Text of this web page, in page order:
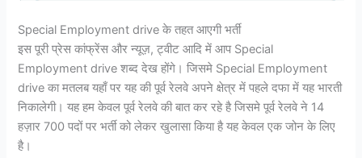
Special Employment drive के तहत आएगी भर्ती
इस पूरी प्रेस कांफ्रेंस और न्यूज़, ट्वीट आदि में आप Special
Employment drive शब्द देख होंगे। जिसमे Special Employment
drive का मतलब यहाँ पर यह की पूर्व रेलवे अपने क्षेत्र में पहले दफा में यह भारती
निकालेगी। यह हम केवल पूर्व रेलवे की बात कर रहे है जिसमे पूर्व रेलवे ने 14
हज़ार 700 पदों पर भर्ती को लेकर खुलासा किया है यह केवल एक जोन के लिए
है।